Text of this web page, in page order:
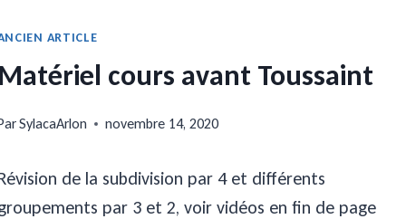
ARTICLE
cours avant Toussaint
SylacaArlon novembre 14, 2020
de la subdivision par 4 et différents
par 3 et 2, voir vidéos en fin de page